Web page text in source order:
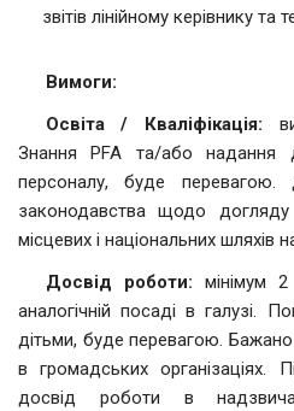
звітів лінійному керівнику та
Вимоги:
Освіта / Кваліфікація:
Знання PFA та/або надання
персоналу, буде перевагою.
законодавства щодо
місцевих і національних шляхів
Досвід роботи: мінімум
аналогічній посаді в галузі.
дітьми, буде перевагою.
в громадських організаціях.
досвід роботи в